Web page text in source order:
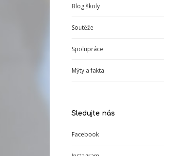
Blog školy
Soutěže
Spolupráce
Mýty a fakta
Sledujte nás
Facebook